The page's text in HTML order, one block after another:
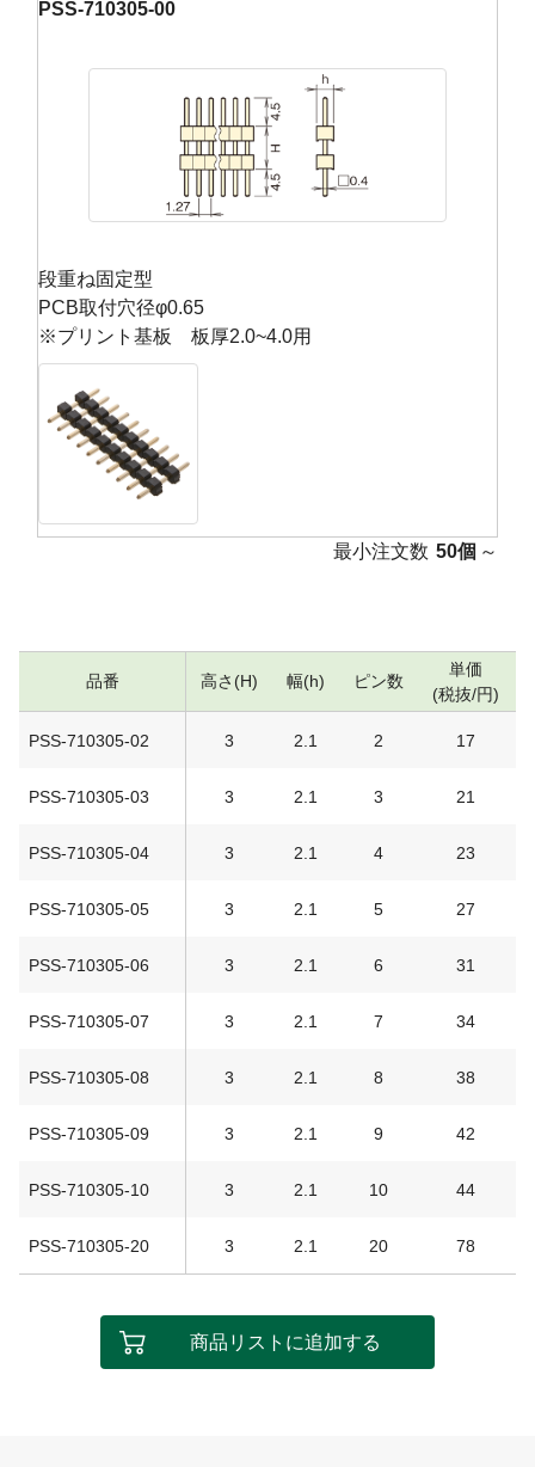
PSS-710305-00
段重ね固定型
PCB取付穴径φ0.65
※プリント基板 板厚2.0~4.0用
最小注文数 50個 ～
品番 高さ(H) 幅(h) ピン数
単価
(税抜/円)
PSS-710305-02 3 2.1 2 17
PSS-710305-03 3 2.1 3 21
PSS-710305-04 3 2.1 4 23
PSS-710305-05 3 2.1 5 27
PSS-710305-06 3 2.1 6 31
PSS-710305-07 3 2.1 7 34
PSS-710305-08 3 2.1 8 38
PSS-710305-09 3 2.1 9 42
PSS-710305-10 3 2.1 10 44
PSS-710305-20 3 2.1 20 78
商品リストに追加する